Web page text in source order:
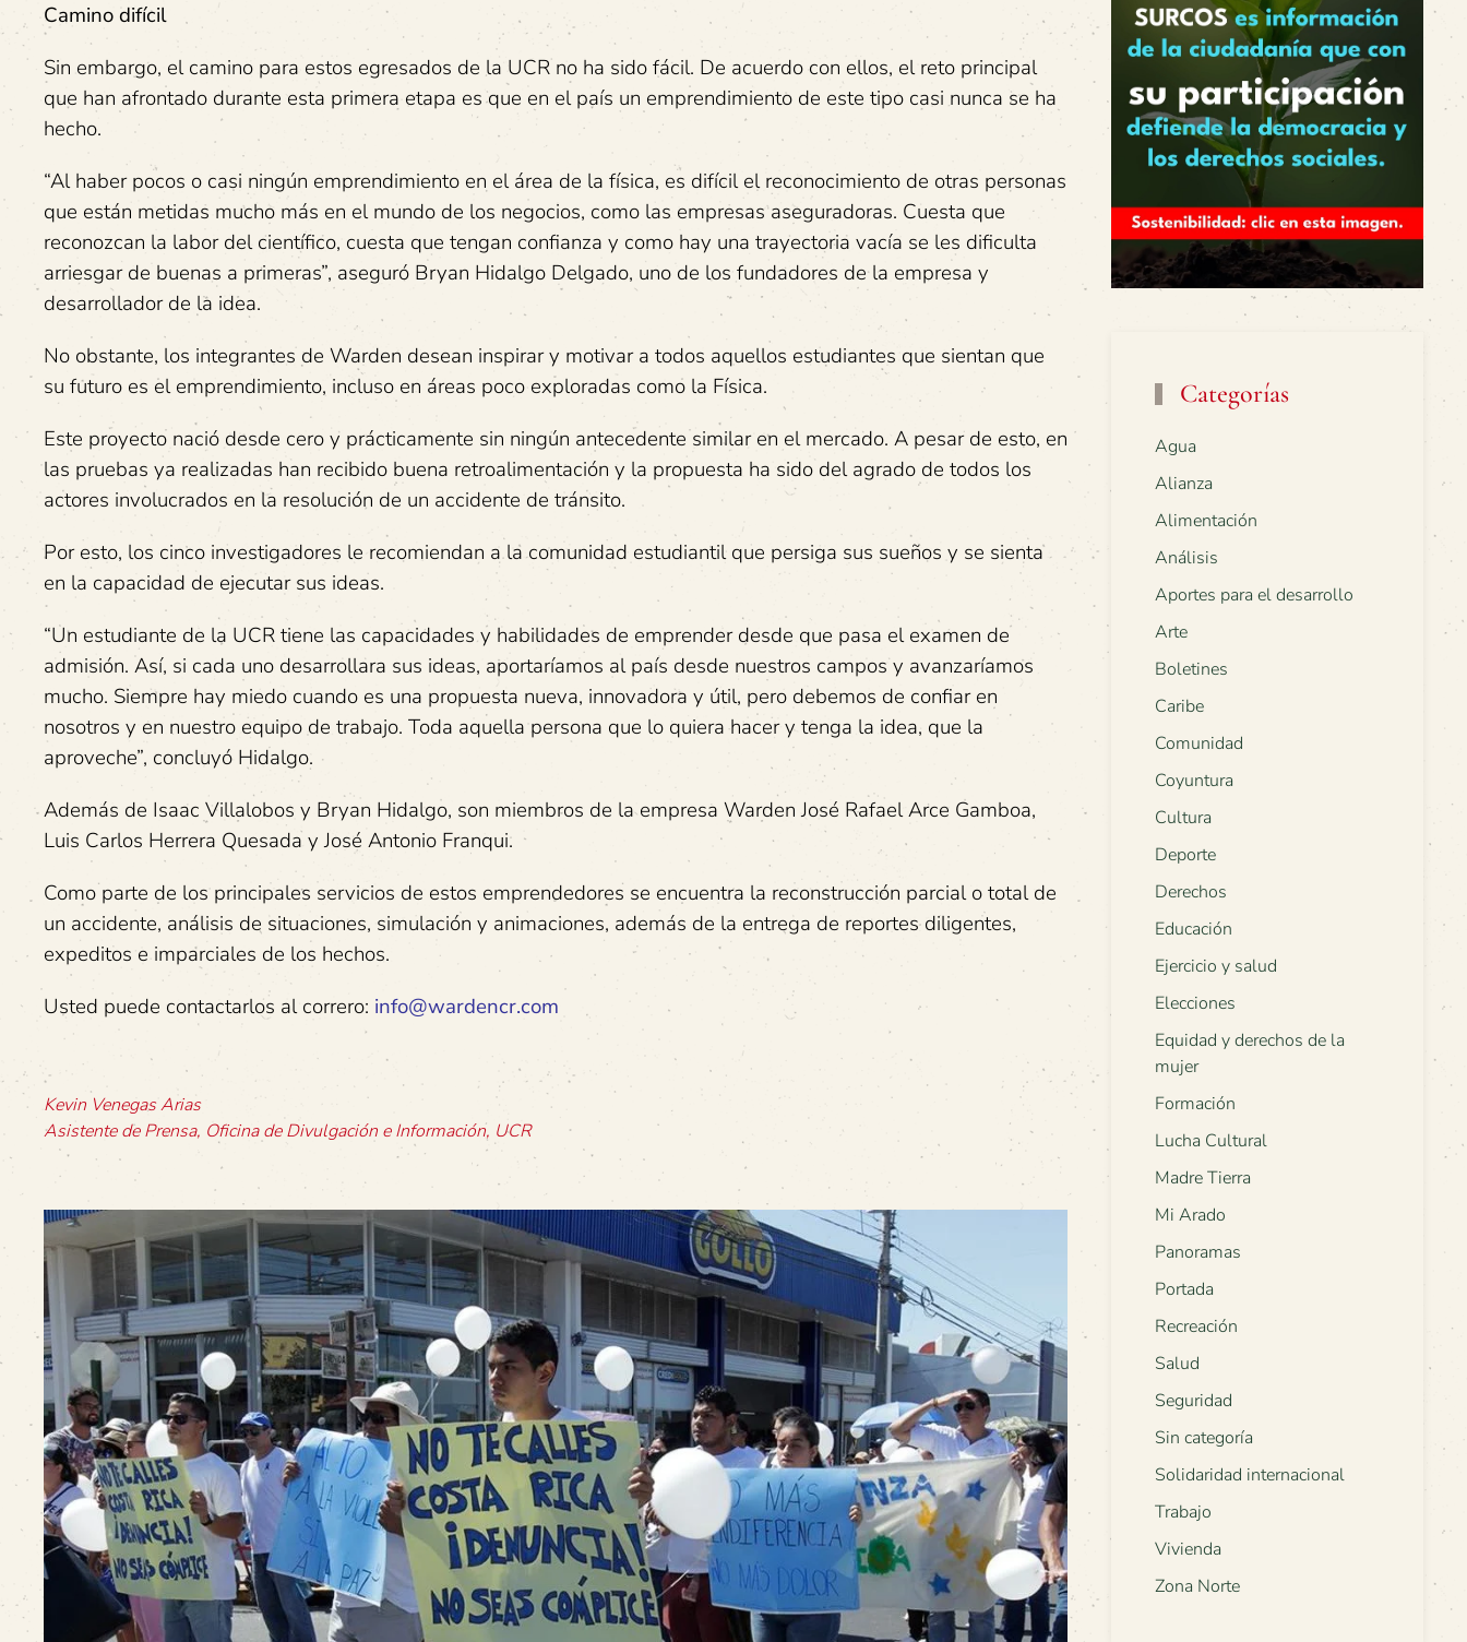
Camino difícil
Sin embargo, el camino para estos egresados de la UCR no ha sido fácil. De acuerdo con ellos, el reto principal
que han afrontado durante esta primera etapa es que en el país un emprendimiento de este tipo casi nunca se ha
hecho.
“Al haber pocos o casi ningún emprendimiento en el área de la física, es difícil el reconocimiento de otras personas
que están metidas mucho más en el mundo de los negocios, como las empresas aseguradoras. Cuesta que
reconozcan la labor del científico, cuesta que tengan confianza y como hay una trayectoria vacía se les dificulta
arriesgar de buenas a primeras”, aseguró Bryan Hidalgo Delgado, uno de los fundadores de la empresa y
desarrollador de la idea.
No obstante, los integrantes de Warden desean inspirar y motivar a todos aquellos estudiantes que sientan que
su futuro es el emprendimiento, incluso en áreas poco exploradas como la Física.
Este proyecto nació desde cero y prácticamente sin ningún antecedente similar en el mercado. A pesar de esto, en
las pruebas ya realizadas han recibido buena retroalimentación y la propuesta ha sido del agrado de todos los
actores involucrados en la resolución de un accidente de tránsito.
Por esto, los cinco investigadores le recomiendan a la comunidad estudiantil que persiga sus sueños y se sienta
en la capacidad de ejecutar sus ideas.
“Un estudiante de la UCR tiene las capacidades y habilidades de emprender desde que pasa el examen de
admisión. Así, si cada uno desarrollara sus ideas, aportaríamos al país desde nuestros campos y avanzaríamos
mucho. Siempre hay miedo cuando es una propuesta nueva, innovadora y útil, pero debemos de confiar en
nosotros y en nuestro equipo de trabajo. Toda aquella persona que lo quiera hacer y tenga la idea, que la
aproveche”, concluyó Hidalgo.
Además de Isaac Villalobos y Bryan Hidalgo, son miembros de la empresa Warden José Rafael Arce Gamboa,
Luis Carlos Herrera Quesada y José Antonio Franqui.
Como parte de los principales servicios de estos emprendedores se encuentra la reconstrucción parcial o total de
un accidente, análisis de situaciones, simulación y animaciones, además de la entrega de reportes diligentes,
expeditos e imparciales de los hechos.
Usted puede contactarlos al correro: info@wardencr.com
Kevin Venegas Arias
Asistente de Prensa, Oficina de Divulgación e Información, UCR
Categorías
Agua
Alianza
Alimentación
Análisis
Aportes para el desarrollo
Arte
Boletines
Caribe
Comunidad
Coyuntura
Cultura
Deporte
Derechos
Educación
Ejercicio y salud
Elecciones
Equidad y derechos de la
mujer
Formación
Lucha Cultural
Madre Tierra
Mi Arado
Panoramas
Portada
Recreación
Salud
Seguridad
Sin categoría
Solidaridad internacional
Trabajo
Vivienda
Zona Norte